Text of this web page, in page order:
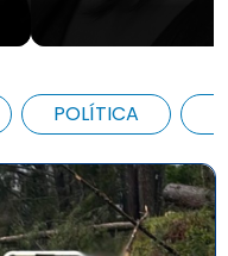
POLÍTICA